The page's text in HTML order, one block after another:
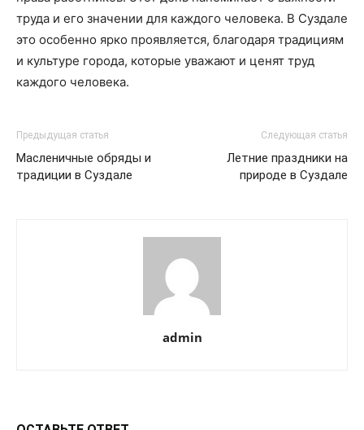
труда и его значении для каждого человека. В Суздале
это особенно ярко проявляется, благодаря традициям
и культуре города, которые уважают и ценят труд
каждого человека.
Предыдущая статья
Масленичные обряды и
традиции в Суздале
Следующая статья
Летние праздники на
природе в Суздале
admin